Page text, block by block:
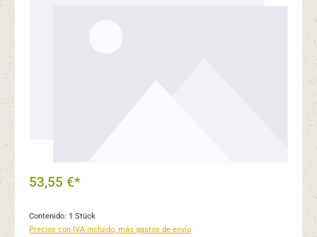
53,55 €*
Contenido: 1 Stück
Precios con IVA incluido, más gastos de envío